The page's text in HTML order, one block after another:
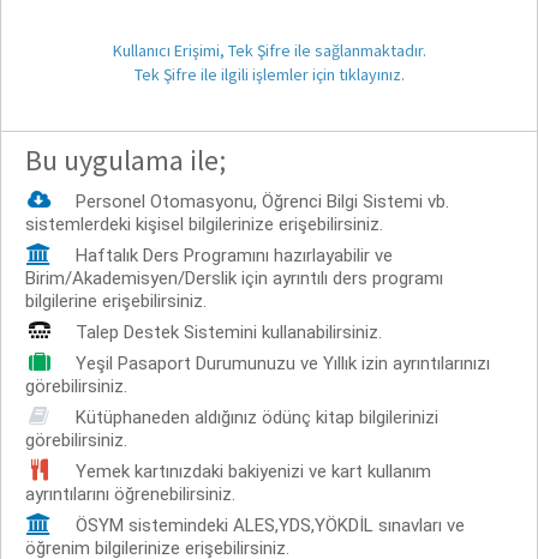
Kullanıcı Erişimi, Tek Şifre ile sağlanmaktadır.
Tek Şifre ile ilgili işlemler için tıklayınız.
Bu uygulama ile;
Personel Otomasyonu, Öğrenci Bilgi Sistemi vb.
sistemlerdeki kişisel bilgilerinize erişebilirsiniz.
Haftalık Ders Programını hazırlayabilir ve
Birim/Akademisyen/Derslik için ayrıntılı ders programı
bilgilerine erişebilirsiniz.
Talep Destek Sistemini kullanabilirsiniz.
Yeşil Pasaport Durumunuzu ve Yıllık izin ayrıntılarınızı
görebilirsiniz.
Kütüphaneden aldığınız ödünç kitap bilgilerinizi
görebilirsiniz.
Yemek kartınızdaki bakiyenizi ve kart kullanım
ayrıntılarını öğrenebilirsiniz.
ÖSYM sistemindeki ALES,YDS,YÖKDİL sınavları ve
öğrenim bilgilerinize erişebilirsiniz.